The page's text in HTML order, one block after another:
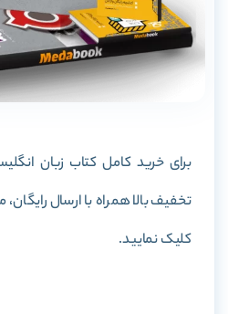
تخفیف بالا همراه با ارسال
کلیک نمایید.